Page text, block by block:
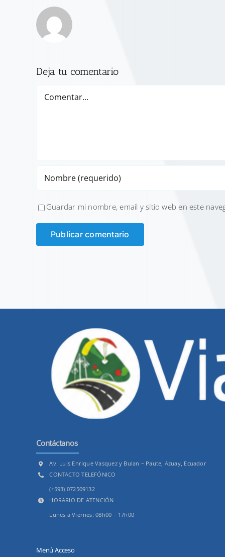
Deja tu comentario
Guardar mi nombre, email y sitio web en este
Contáctanos
Av. Luis Enrique Vasquez y Bulan – Paute, Azuay, Ecuador
CONTACTO TELEFÓNICO
(+593) 072509132
HORARIO DE ATENCIÓN
Lunes a Viernes: 08h00 – 17h00
Menú Acceso